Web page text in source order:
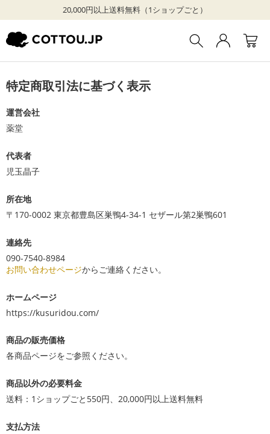
20,000円以上送料無料（1ショップごと）
特定商取引法に基づく表示
運営会社
薬堂
代表者
児玉晶子
所在地
〒170-0002 東京都豊島区巣鴨4-34-1 セザール第2巣鴨601
連絡先
090-7540-8984
お問い合わせページからご連絡ください。
ホームページ
https://kusuridou.com/
商品の販売価格
各商品ページをご参照ください。
商品以外の必要料金
送料：1ショップごと550円、20,000円以上送料無料
支払方法